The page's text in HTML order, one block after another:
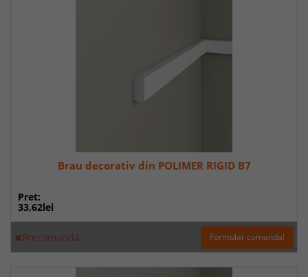
Brau decorativ din POLIMER RIGID B7
Pret:
33,62lei
Precomandă Formular comanda!